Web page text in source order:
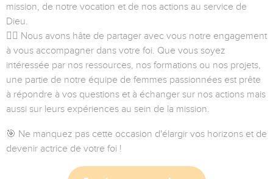
mission, de notre vocation et de nos actions au service de
Dieu.
💁‍♀️ Nous avons hâte de partager avec vous notre engagement
à vous accompagner dans votre foi. Que vous soyez
intéressée par nos ressources, nos formations ou nos projets,
une partie de notre équipe de femmes passionnées est prête
à répondre à vos questions et à échanger sur nos actions mais
aussi sur leurs expériences au sein de la mission.
🎯 Ne manquez pas cette occasion d'élargir vos horizons et de
devenir actrice de votre foi !